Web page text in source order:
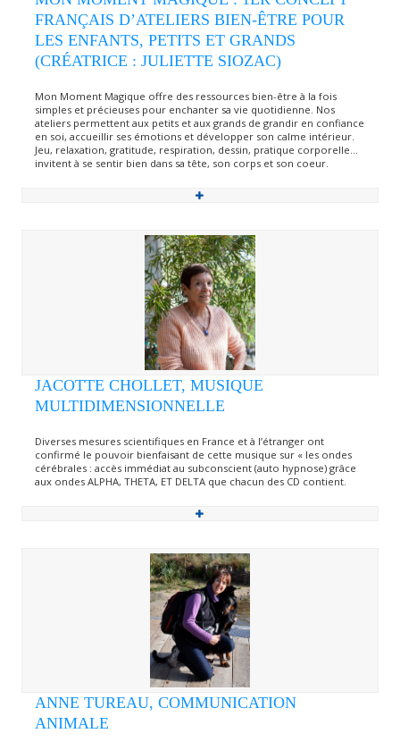
FRANÇAIS D’ATELIERS BIEN-ÊTRE POUR
LES ENFANTS, PETITS ET GRANDS
(CRÉATRICE : JULIETTE SIOZAC)
Mon Moment Magique offre des ressources bien-être à la fois
simples et précieuses pour enchanter sa vie quotidienne. Nos
ateliers permettent aux petits et aux grands de grandir en confiance
en soi, accueillir ses émotions et développer son calme intérieur.
Jeu, relaxation, gratitude, respiration, dessin, pratique corporelle…
invitent à se sentir bien dans sa tête, son corps et son coeur.
JACOTTE CHOLLET, MUSIQUE
MULTIDIMENSIONNELLE
Diverses mesures scientifiques en France et à l’étranger ont
confirmé le pouvoir bienfaisant de cette musique sur « les ondes
cérébrales : accès immédiat au subconscient (auto hypnose) grâce
aux ondes ALPHA, THETA, ET DELTA que chacun des CD contient.
ANNE TUREAU, COMMUNICATION
ANIMALE